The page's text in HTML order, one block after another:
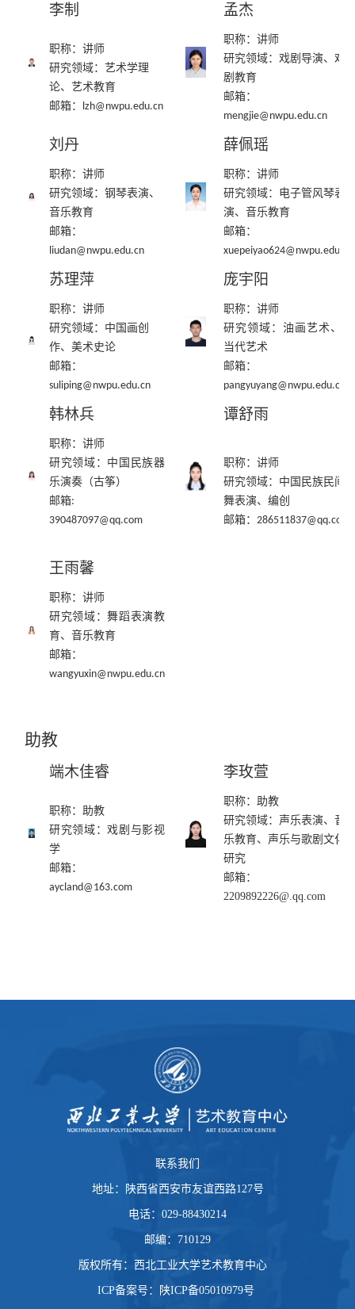
李制 孟杰
职称：讲师
研究领域： 艺术学理
论、艺术教育
邮箱： lzh@nwpu.edu.cn
职称：讲师
研究领域： 戏剧导演、戏
剧教育
邮箱：
mengjie@nwpu.edu.cn
刘丹 薛佩瑶
职称：讲师
研究领域： 钢琴表演、
音乐教育
邮箱：
liudan@nwpu.edu.cn
职称：讲师
研究领域： 电子管风琴表
演、音乐教育
邮箱：
xuepeiyao624@nwpu.edu.cn
苏理萍 庞宇阳
职称：讲师
研究领域： 中国画创
作、美术史论
邮箱：
suliping@nwpu.edu.cn
职称：讲师
研究领域： 油画艺术、
当代艺术
邮箱：
pangyuyang@nwpu.edu.cn
韩林兵 谭舒雨
职称：讲师
研究领域： 中国民族器
乐演奏（古筝）
邮箱:
390487097@qq.com
职称：讲师
研究领域： 中国民族民间
舞表演、编创
邮箱： 286511837@qq.com
王雨馨
职称：讲师
研究领域：舞蹈表演教
育、音乐教育
邮箱：
wangyuxin@nwpu.edu.cn
助教
端木佳睿 李玫萱
职称：助教
研究领域：戏剧与影视
学
邮箱：
aycland@163.com
职称：助教
研究领域：声乐表演、音
乐教育、声乐与歌剧文化
研究
邮箱：
2209892226@.qq.com
联系我们
地址：陕西省西安市友谊西路127号
电话：029-88430214
邮编：710129
版权所有：西北工业大学艺术教育中心
ICP备案号：陕ICP备05010979号